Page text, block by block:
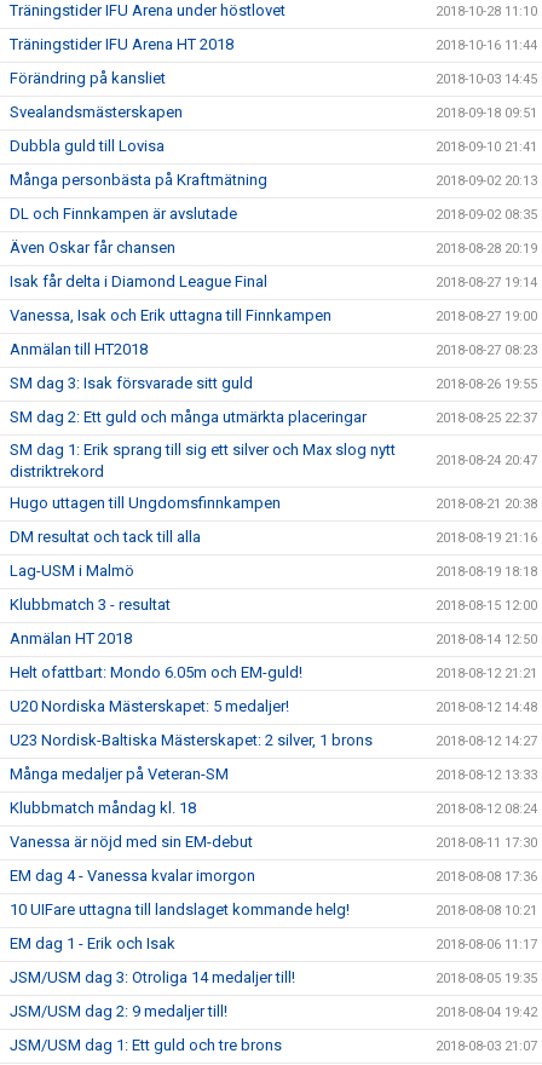
Träningstider IFU Arena under höstlovet 2018-10-28 11:10
Träningstider IFU Arena HT 2018 2018-10-16 11:44
Förändring på kansliet 2018-10-03 14:45
Svealandsmästerskapen 2018-09-18 09:51
Dubbla guld till Lovisa 2018-09-10 21:41
Många personbästa på Kraftmätning 2018-09-02 20:13
DL och Finnkampen är avslutade 2018-09-02 08:35
Även Oskar får chansen 2018-08-28 20:19
Isak får delta i Diamond League Final 2018-08-27 19:14
Vanessa, Isak och Erik uttagna till Finnkampen 2018-08-27 19:00
Anmälan till HT2018 2018-08-27 08:23
SM dag 3: Isak försvarade sitt guld 2018-08-26 19:55
SM dag 2: Ett guld och många utmärkta placeringar 2018-08-25 22:37
SM dag 1: Erik sprang till sig ett silver och Max slog nytt
distriktrekord
2018-08-24 20:47
Hugo uttagen till Ungdomsfinnkampen 2018-08-21 20:38
DM resultat och tack till alla 2018-08-19 21:16
Lag-USM i Malmö 2018-08-19 18:18
Klubbmatch 3 - resultat 2018-08-15 12:00
Anmälan HT 2018 2018-08-14 12:50
Helt ofattbart: Mondo 6.05m och EM-guld! 2018-08-12 21:21
U20 Nordiska Mästerskapet: 5 medaljer! 2018-08-12 14:48
U23 Nordisk-Baltiska Mästerskapet: 2 silver, 1 brons 2018-08-12 14:27
Många medaljer på Veteran-SM 2018-08-12 13:33
Klubbmatch måndag kl. 18 2018-08-12 08:24
Vanessa är nöjd med sin EM-debut 2018-08-11 17:30
EM dag 4 - Vanessa kvalar imorgon 2018-08-08 17:36
10 UIFare uttagna till landslaget kommande helg! 2018-08-08 10:21
EM dag 1 - Erik och Isak 2018-08-06 11:17
JSM/USM dag 3: Otroliga 14 medaljer till! 2018-08-05 19:35
JSM/USM dag 2: 9 medaljer till! 2018-08-04 19:42
JSM/USM dag 1: Ett guld och tre brons 2018-08-03 21:07